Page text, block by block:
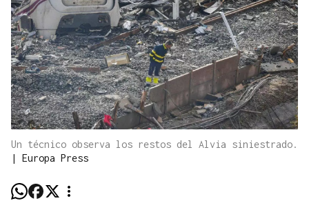
Un técnico observa los restos del Alvia siniestrado.
| Europa Press